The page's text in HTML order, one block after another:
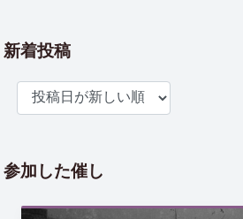
新着投稿
参加した催し